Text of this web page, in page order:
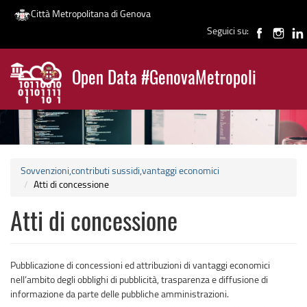
Salta
contenuto
principale
Città Metropolitana di Genova
Seguici su:
Open Data #GenovaMetropoli
News
Sovvenzioni,contributi sussidi,vantaggi economici
Atti di concessione
Atti di concessione
Pubblicazione di concessioni ed attribuzioni di vantaggi economici
nell’ambito degli obblighi di pubblicità, trasparenza e diffusione di
informazione da parte delle pubbliche amministrazioni.